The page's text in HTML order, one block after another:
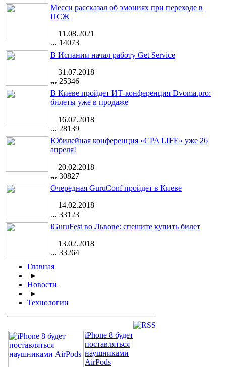
Месси рассказал об эмоциях при переходе в
ПСЖ
11.08.2021
14073
В Испании начал работу Get Service
31.07.2018
25346
В Киеве пройдет ИТ-конференция Dvoma.pro:
билеты уже в продаже
16.07.2018
28139
Юбилейная конференция «CPA LIFE» уже 26
апреля!
20.02.2018
30827
Очередная GuruConf пройдет в Киеве
14.02.2018
33123
iGuruFest во Львове: спешите купить билет
13.02.2018
33264
Главная
►
Новости
►
Технологии
iPhone 8 будет
поставляться
наушниками
AirPods